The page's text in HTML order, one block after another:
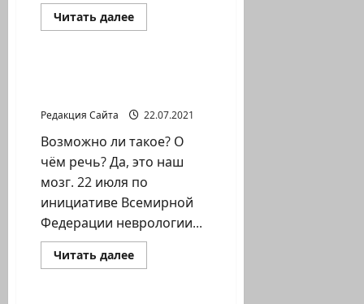
Читать далееПрочитать
больше
Литературная гостиная
Редакция Сайта 22.07.2021
Возможно ли такое? О
чём речь? Да, это наш
мозг. 22 июля по
инициативе Всемирной
Федерации неврологии...
Читать далееПрочитать
больше
Литературная гостиная